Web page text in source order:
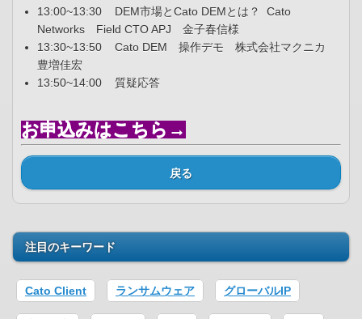
13:00~13:30 DEM市場とCato DEMとは？ Cato
Networks Field CTO APJ 金子春信様
13:30~13:50 Cato DEM 操作デモ 株式会社マクニカ
豊増佳宏
13:50~14:00 質疑応答
お申込みはこちら→
戻る
注目のキーワード
Cato Client ランサムウェア グローバルIP